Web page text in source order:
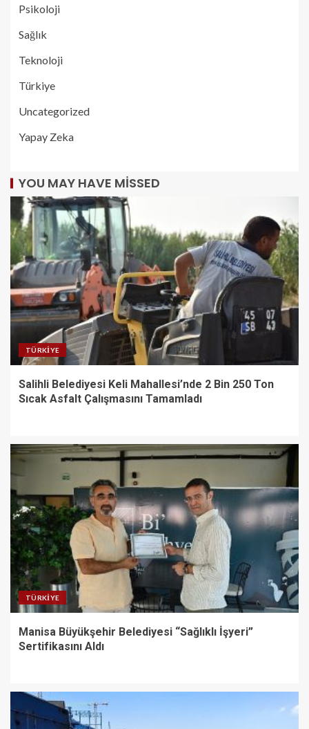
Psikoloji
Sağlık
Teknoloji
Türkiye
Uncategorized
Yapay Zeka
YOU MAY HAVE MISSED
TÜRKIYE
Salihli Belediyesi Keli Mahallesi’nde 2 Bin 250 Ton
Sıcak Asfalt Çalışmasını Tamamladı
TÜRKIYE
Manisa Büyükşehir Belediyesi “Sağlıklı İşyeri”
Sertifikasını Aldı